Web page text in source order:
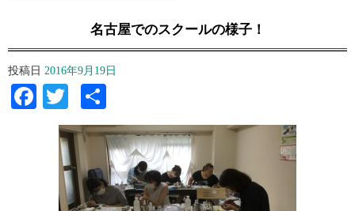
名古屋でのスクールの様子！
投稿日 2016年9月19日
Facebook
Twitter
有